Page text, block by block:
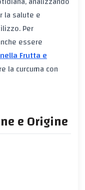
la salute e
Per
essere
Frutta e
la curcuma con
e Origine